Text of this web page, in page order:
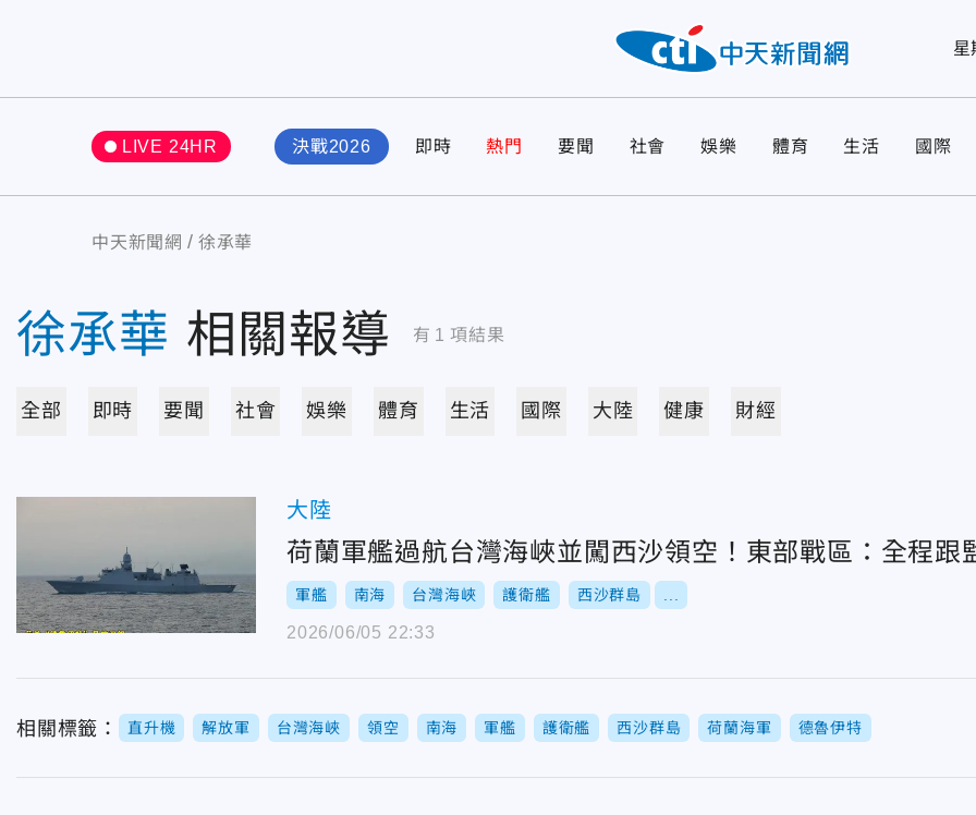
星
LIVE 24HR 決戰2026 即時 熱門 要聞 社會 娛樂 體育 生活 國際
中天新聞網 徐承華
徐承華 相關報導 有 1 項結果
全部 即時 要聞 社會 娛樂 體育 生活 國際 大陸 健康 財經
大陸
荷蘭軍艦過航台灣海峽並闖西沙領空！東部戰區：全程跟
軍艦 南海 台灣海峽 護衛艦 西沙群島
2026/06/05 22:33
相關標籤： 直升機 解放軍 台灣海峽 領空 南海 軍艦 護衛艦 西沙群島 荷蘭海軍 德魯伊特